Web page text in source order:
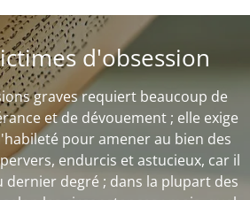
d'obsession
graves requiert beaucoup de
et de dévouement ; elle exige
pour amener au bien des
endurcis et astucieux, car il
dernier degré ; dans la plupart des